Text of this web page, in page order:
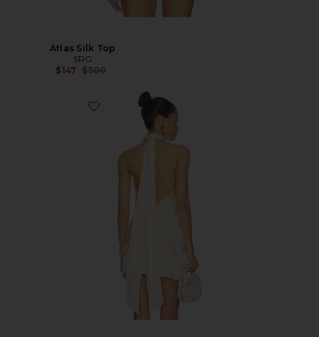
Atlas Silk Top
SRG
$147 Precio anterior:
$300